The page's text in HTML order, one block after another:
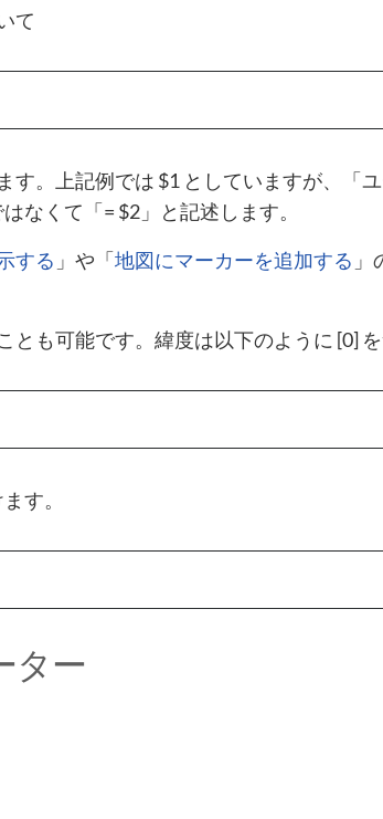
て
す。上記例では $1 としていますが、「
なくて「= $2」と記述します。
する 」や「地図にマーカーを追加する
も可能です。緯度は以下のように [0] を
す。
ター